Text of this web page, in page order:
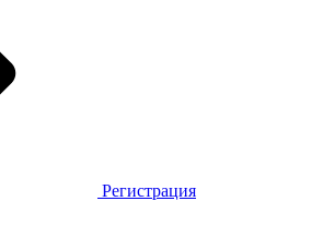
Регистрация